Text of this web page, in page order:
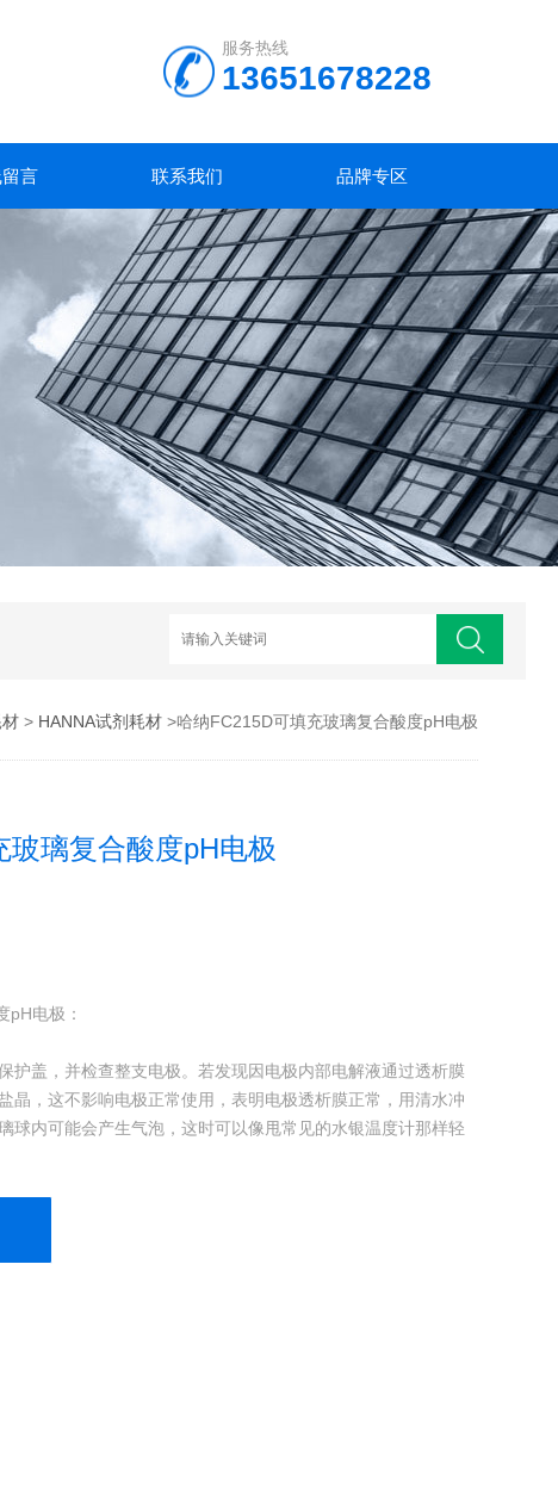
服务热线
13651678228
言 联系我们 品牌专区
> HANNA试剂耗材>哈纳FC215D可填充玻璃复合酸度pH电极
玻璃复合酸度pH电极
pH电极：
护盖，并检查整支电极。若发现因电极内部电解液通过透析膜
晶，这不影响电极正常使用，表明电极透析膜正常，用清水冲
球内可能会产生气泡，这时可以像甩常见的水银温度计那样轻